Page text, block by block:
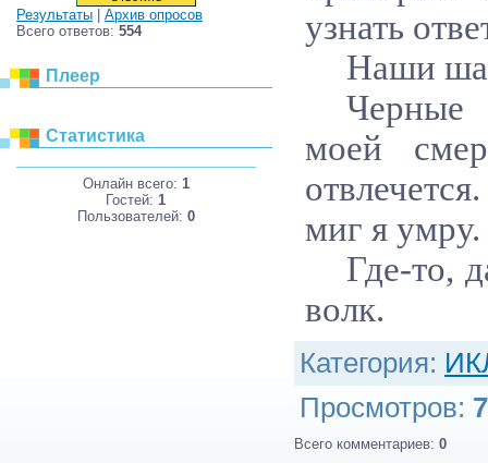
Результаты
Архив опросов
Всего ответов: 554
Плеер
Статистика
Онлайн всего: 1
Гостей: 1
Пользователей: 0
узнать
Наши
Черные
моей
миг я умру.
Где-то,
волк.
Категория:
Просмотров:
Всего комментариев: 0